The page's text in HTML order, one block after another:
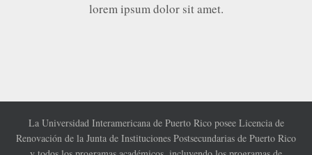
lorem ipsum dolor sit amet.
La Universidad Interamericana de Puerto Rico posee Licencia de
Renovación de la Junta de Instituciones Postsecundarias de Puerto Rico